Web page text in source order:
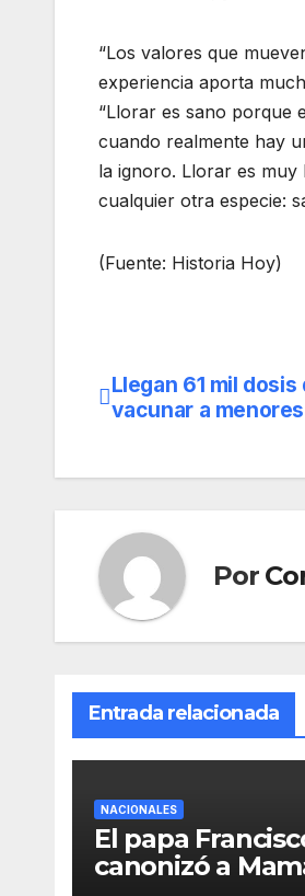
“Los valores que
experiencia aporta
“Llorar es sano porque
cuando realmente hay
la ignoro. Llorar es muy
cualquier otra especie:
(Fuente: Historia Hoy)
Navegación
entradas
Llegan 61 mil
vacunar a menores
Por
Entrada relacionada
NACIONALES
El papa
canonizó a